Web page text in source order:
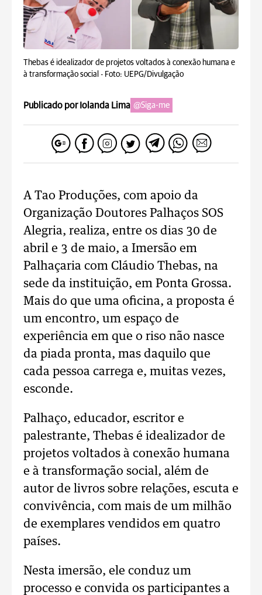
Thebas é idealizador de projetos voltados à conexão humana e
à transformação social - Foto: UEPG/Divulgação
Publicado por Iolanda Lima @Siga-me
A Tao Produções, com apoio da
Organização Doutores Palhaços SOS
Alegria, realiza, entre os dias 30 de
abril e 3 de maio, a Imersão em
Palhaçaria com Cláudio Thebas, na
sede da instituição, em Ponta Grossa.
Mais do que uma oficina, a proposta é
um encontro, um espaço de
experiência em que o riso não nasce
da piada pronta, mas daquilo que
cada pessoa carrega e, muitas vezes,
esconde.
Palhaço, educador, escritor e
palestrante, Thebas é idealizador de
projetos voltados à conexão humana
e à transformação social, além de
autor de livros sobre relações, escuta e
convivência, com mais de um milhão
de exemplares vendidos em quatro
países.
Nesta imersão, ele conduz um
processo e convida os participantes a